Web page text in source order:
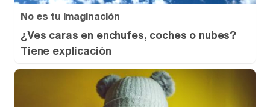
No es tu imaginación
¿Ves caras en enchufes, coches o nubes?
Tiene explicación